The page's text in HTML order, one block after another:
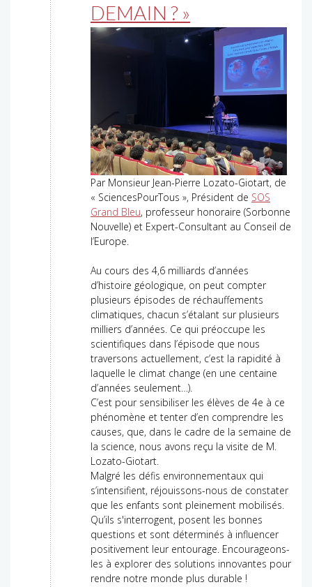
DEMAIN ? »
Par Monsieur Jean-Pierre Lozato-Giotart, de
« SciencesPourTous », Président de SOS
Grand Bleu, professeur honoraire (Sorbonne
Nouvelle) et Expert-Consultant au Conseil de
l’Europe.
Au cours des 4,6 milliards d’années
d’histoire géologique, on peut compter
plusieurs épisodes de réchauffements
climatiques, chacun s’étalant sur plusieurs
milliers d’années. Ce qui préoccupe les
scientifiques dans l’épisode que nous
traversons actuellement, c’est la rapidité à
laquelle le climat change (en une centaine
d’années seulement…).
C’est pour sensibiliser les élèves de 4e à ce
phénomène et tenter d’en comprendre les
causes, que, dans le cadre de la semaine de
la science, nous avons reçu la visite de M.
Lozato-Giotart.
Malgré les défis environnementaux qui
s’intensifient, réjouissons-nous de constater
que les enfants sont pleinement mobilisés.
Qu’ils s'interrogent, posent les bonnes
questions et sont déterminés à influencer
positivement leur entourage. Encourageons-
les à explorer des solutions innovantes pour
rendre notre monde plus durable !